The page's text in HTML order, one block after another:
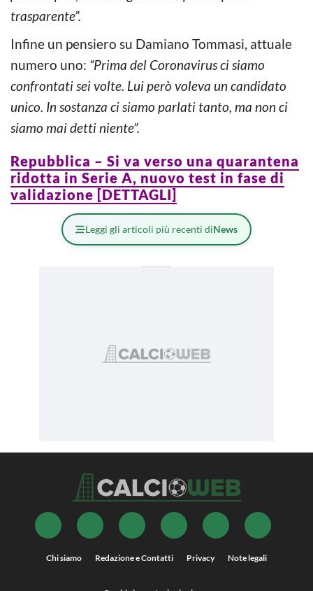
trasparente”.
Infine un pensiero su Damiano Tommasi, attuale
numero uno: “Prima del Coronavirus ci siamo
confrontati sei volte. Lui però voleva un candidato
unico. In sostanza ci siamo parlati tanto, ma non ci
siamo mai detti niente”.
Repubblica – Si va verso una quarantena
ridotta in Serie A, nuovo test in fase di
validazione [DETTAGLI]
Leggi gli articoli più recenti diNews
Chi siamo Redazione e Contatti Privacy Note legali